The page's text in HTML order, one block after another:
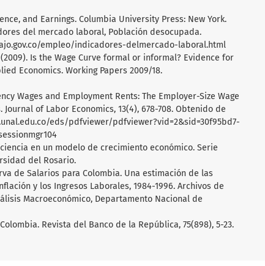
and Earnings. Columbia University Press: New York.
del mercado laboral, Población desocupada.
empleo/indicadores-delmercado-laboral.html
(2009). Is the Wage Curve formal or informal? Evidence for
Economics. Working Papers 2009/18.
Wages and Employment Rents: The Employer-Size Wage
of Labor Economics, 13(4), 678-708. Obtenido de
eds/pdfviewer/pdfviewer?vid=2&sid=30f95bd7-
en un modelo de crecimiento económico. Serie
del Rosario.
de Salarios para Colombia. Una estimación de las
y los Ingresos Laborales, 1984-1996. Archivos de
Macroeconómico, Departamento Nacional de
Revista del Banco de la República, 75(898), 5-23.